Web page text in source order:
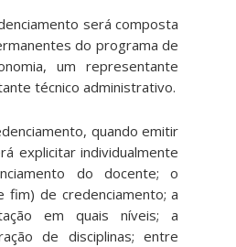
será composta
do programa de
um representante
técnico administrativo.
quando emitir
explicitar individualmente
do docente; o
fim) de credenciamento; a
em quais níveis; a
de disciplinas; entre